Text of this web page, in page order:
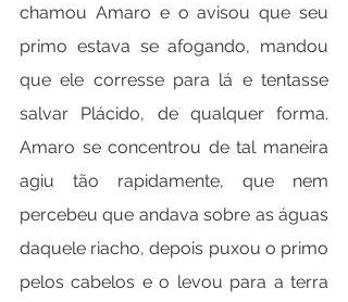
chamou Amaro e o avisou que seu
primo estava se afogando, mandou
que ele corresse para lá e tentasse
salvar Plácido, de qualquer forma.
Amaro se concentrou de tal maneira
agiu tão rapidamente, que nem
percebeu que andava sobre as águas
daquele riacho, depois puxou o primo
pelos cabelos e o levou para a terra